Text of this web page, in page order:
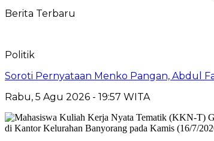
Berita Terbaru
Politik
Soroti Pernyataan Menko Pangan, Abdul
Rabu, 5 Agu 2026 - 19:57 WITA